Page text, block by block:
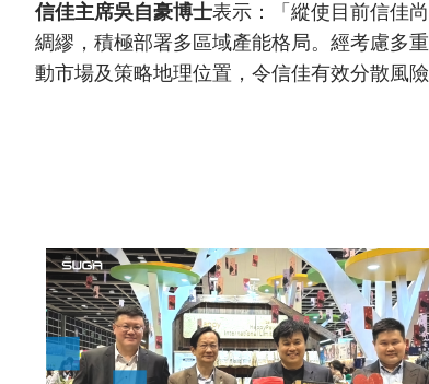
信佳主席吳自豪博士表示：「縱使目前信佳
綢繆，積極部署多區域產能格局。經考慮多
動市場及策略地理位置，令信佳有效分散風